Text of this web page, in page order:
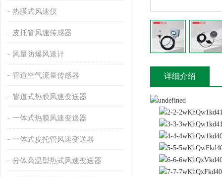
热膜式风速仪
皮托管风速传感器
风量防爆风速计
管道空气流量传感器
管道式热膜风速变送器
一体式热膜风速变送器
一体式皮托管风速变送器
分体高温型热式风速变送器
详细介绍